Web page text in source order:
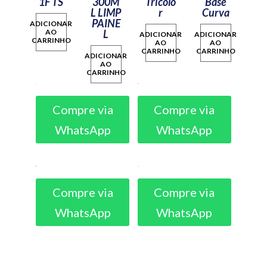
ADICIONAR
AO
CARRINHO
L LIMP
PAINE
L
ADICIONAR
AO
CARRINHO
r
ADICIONAR
AO
CARRINHO
Curva
ADICIONAR
AO
CARRINHO
Compre via
WhatsApp
Compre via
WhatsApp
Compre via
WhatsApp
Compre via
WhatsApp